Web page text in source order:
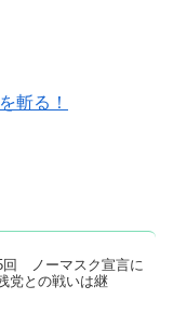
斬る！
回 ノーマスク宣言に
党との戦いは継